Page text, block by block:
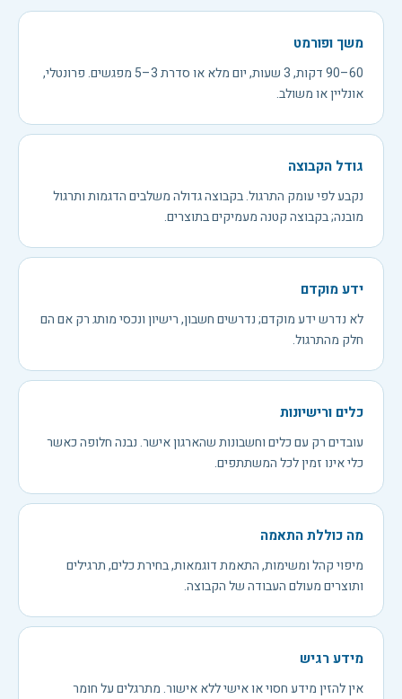
משך ופורמט
60–90 דקות, 3 שעות, יום מלא או סדרת 3–5 מפגשים. פרונטלי,
אונליין או משולב.
גודל הקבוצה
נקבע לפי עומק התרגול. בקבוצה גדולה משלבים הדגמות ותרגול
מובנה; בקבוצה קטנה מעמיקים בתוצרים.
ידע מוקדם
לא נדרש ידע מוקדם; נדרשים חשבון, רישיון ונכסי מותג רק אם הם
חלק מהתרגול.
כלים ורישיונות
עובדים רק עם כלים וחשבונות שהארגון אישר. נבנה חלופה כאשר
כלי אינו זמין לכל המשתתפים.
מה כוללת התאמה
מיפוי קהל ומשימות, התאמת דוגמאות, בחירת כלים, תרגילים
ותוצרים מעולם העבודה של הקבוצה.
מידע רגיש
אין להזין מידע חסוי או אישי ללא אישור. מתרגלים על חומר